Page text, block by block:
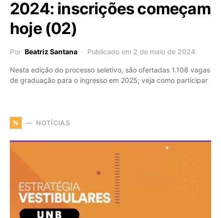
2024: inscrições começam
hoje (02)
Por Beatriz Santana Publicado em 2 de maio de 2024
Nesta edição do processo seletivo, são ofertadas 1.108 vagas
de graduação para o ingresso em 2025; veja como participar
N NOTÍCIAS